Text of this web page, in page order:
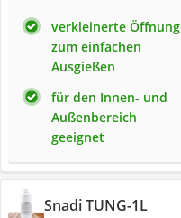
verkleinerte Öffnung
zum einfachen
Ausgießen
für den Innen- und
Außenbereich
geeignet
Snadi TUNG-1L